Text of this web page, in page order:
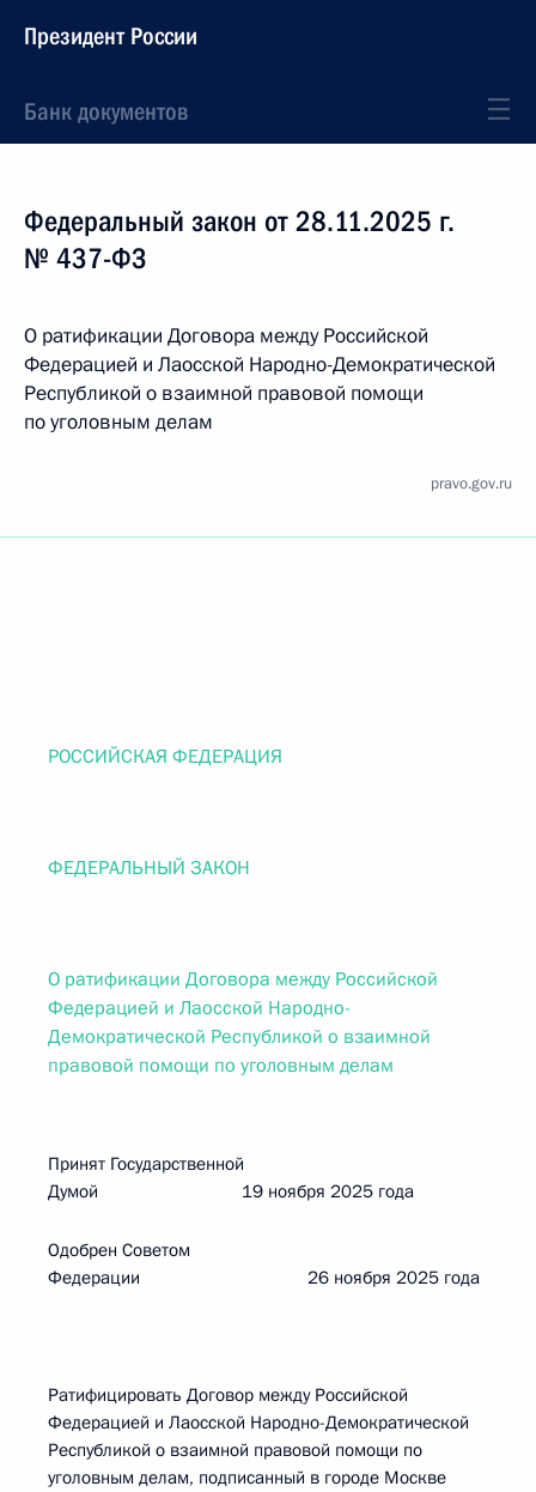
Президент России
Банк документов
Федеральный закон от 28.11.2025 г.
№ 437-ФЗ
О ратификации Договора между Российской
Федерацией и Лаосской Народно-Демократической
Республикой о взаимной правовой помощи
по уголовным делам
pravo.gov.ru
РОССИЙСКАЯ ФЕДЕРАЦИЯ
ФЕДЕРАЛЬНЫЙ ЗАКОН
О ратификации Договора между Российской
Федерацией и Лаосской Народно-
Демократической Республикой о взаимной
правовой помощи по уголовным делам
Принят Государственной
Думой 19 ноября 2025 года
Одобрен Советом
Федерации 26 ноября 2025 года
Ратифицировать Договор между Российской
Федерацией и Лаосской Народно-Демократической
Республикой о взаимной правовой помощи по
уголовным делам, подписанный в городе Москве